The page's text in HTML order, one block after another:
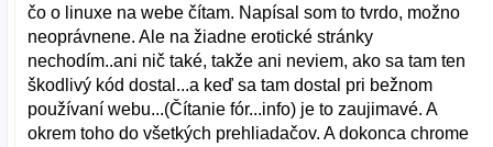
čo o linuxe na webe čítam. Napísal som to tvrdo, možno
neoprávnene. Ale na žiadne erotické stránky
nechodím..ani nič také, takže ani neviem, ako sa tam ten
škodlivý kód dostal...a keď sa tam dostal pri bežnom
používaní webu...(Čítanie fór...info) je to zaujimavé. A
okrem toho do všetkých prehliadačov. A dokonca chrome